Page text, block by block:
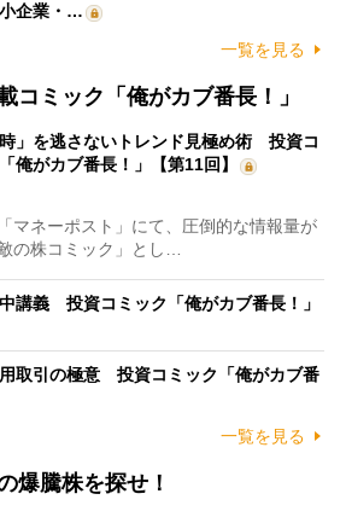
企業・…
一覧を見る
コミック「俺がカブ番長！」
時」を逃さないトレンド見極め術 投資コ
俺がカブ番長！」【第11回】
マネーポスト」にて、圧倒的な情報量が
の株コミック」とし…
講義 投資コミック「俺がカブ番長！」
取引の極意 投資コミック「俺がカブ番
一覧を見る
爆騰株を探せ！